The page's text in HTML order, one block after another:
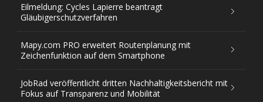
Eilmeldung: Cycles Lapierre beantragt
Gläubigerschutzverfahren
Mapy.com PRO erweitert Routenplanung mit
Zeichenfunktion auf dem Smartphone
JobRad veröffentlicht dritten Nachhaltigkeitsbericht mit
Fokus auf Transparenz und Mobilität